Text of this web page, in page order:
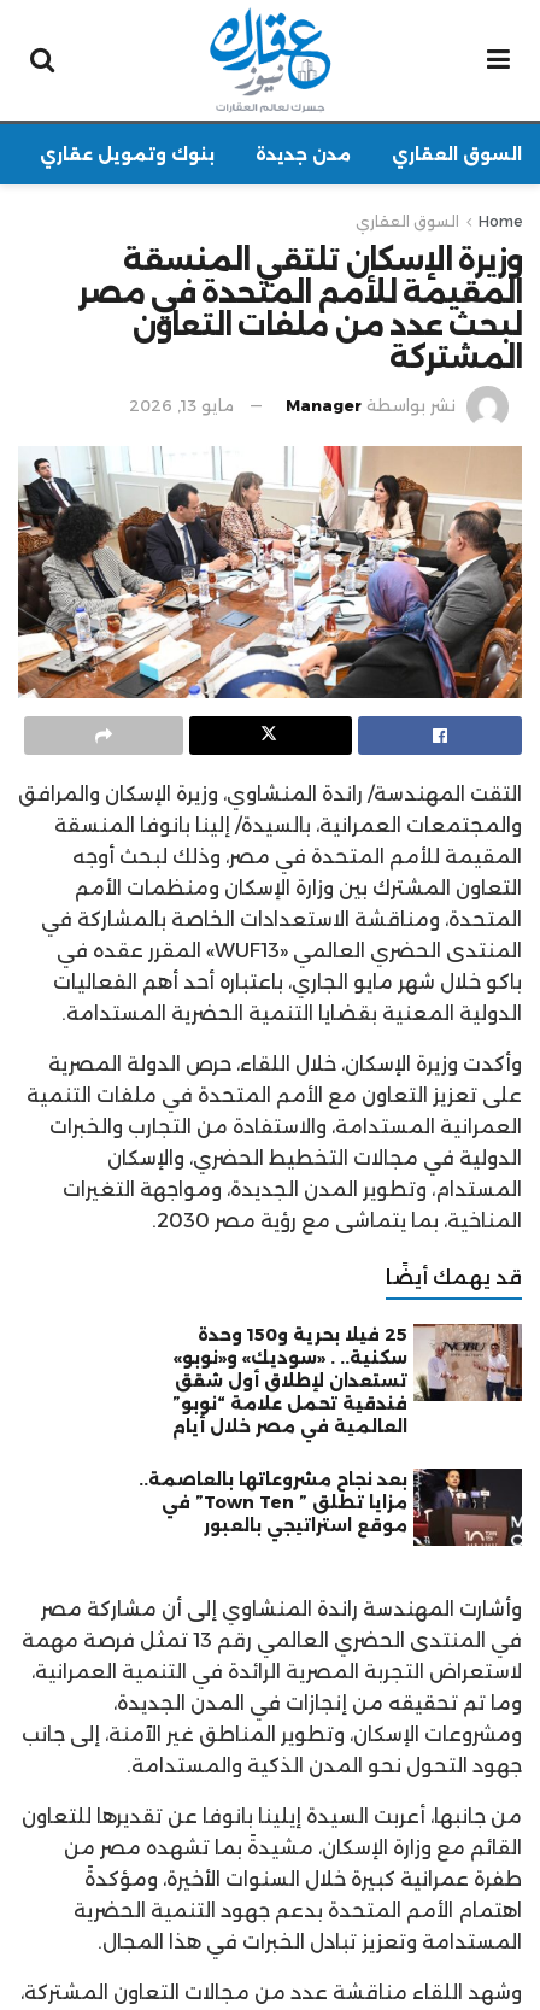
السوق العقاري مدن جديدة بنوك وتمويل عقاري
Home السوق العقاري
‎وزيرة الإسكان تلتقي المنسقة
المقيمة للأمم المتحدة في مصر
لبحث عدد من ملفات التعاون
المشتركة
نشر بواسطة Manager مايو 13, 2026
التقت المهندسة/ راندة المنشاوي، وزيرة الإسكان والمرافق
والمجتمعات العمرانية، بالسيدة/ إلينا بانوفا المنسقة
المقيمة للأمم المتحدة في مصر، وذلك لبحث أوجه
التعاون المشترك بين وزارة الإسكان ومنظمات الأمم
المتحدة، ومناقشة الاستعدادات الخاصة بالمشاركة في
المنتدى الحضري العالمي «WUF13» المقرر عقده في
باكو خلال شهر مايو الجاري، باعتباره أحد أهم الفعاليات
الدولية المعنية بقضايا التنمية الحضرية المستدامة.
وأكدت وزيرة الإسكان، خلال اللقاء، حرص الدولة المصرية
على تعزيز التعاون مع الأمم المتحدة في ملفات التنمية
العمرانية المستدامة، والاستفادة من التجارب والخبرات
الدولية في مجالات التخطيط الحضري، والإسكان
المستدام، وتطوير المدن الجديدة، ومواجهة التغيرات
المناخية، بما يتماشى مع رؤية مصر 2030.
قد يهمك أيضًا
25 فيلا بحرية و150 وحدة
سكنية.. . «سوديك» و«نوبو»
تستعدان لإطلاق أول شقق
فندقية تحمل علامة “نوبو”
العالمية في مصر خلال أيام
بعد نجاح مشروعاتها بالعاصمة..
مزايا تطلق ” Town Ten” في
موقع استراتيجي بالعبور
وأشارت المهندسة راندة المنشاوي إلى أن مشاركة مصر
في المنتدى الحضري العالمي رقم 13 تمثل فرصة مهمة
لاستعراض التجربة المصرية الرائدة في التنمية العمرانية،
وما تم تحقيقه من إنجازات في المدن الجديدة،
ومشروعات الإسكان، وتطوير المناطق غير الآمنة، إلى جانب
جهود التحول نحو المدن الذكية والمستدامة.
من جانبها، أعربت السيدة إيلينا بانوفا عن تقديرها للتعاون
القائم مع وزارة الإسكان، مشيدةً بما تشهده مصر من
طفرة عمرانية كبيرة خلال السنوات الأخيرة، ومؤكدةً
اهتمام الأمم المتحدة بدعم جهود التنمية الحضرية
المستدامة وتعزيز تبادل الخبرات في هذا المجال.
وشهد اللقاء مناقشة عدد من مجالات التعاون المشتركة،